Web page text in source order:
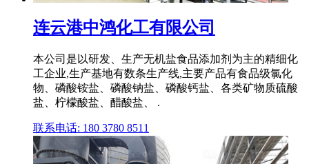
连云港中鸿化工有限公司
本公司是以研发、生产无机盐食品添加剂为主的精细化
工企业,生产基地有数条生产线,主要产品有食品级氯化
物、磷酸铵盐、磷酸钠盐、磷酸钙盐、各类矿物质硫酸
盐、柠檬酸盐、醋酸盐、 .
联系电话: 180 3780 8511